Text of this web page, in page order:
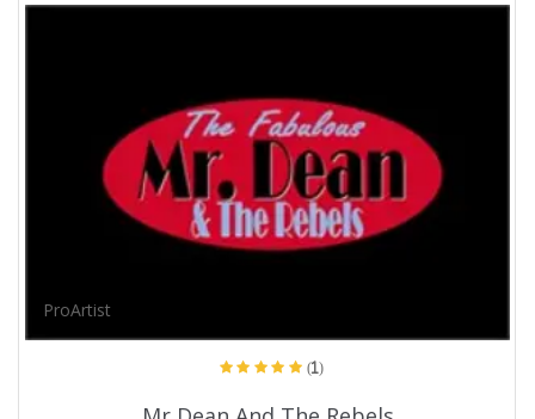
ProArtist
(1)